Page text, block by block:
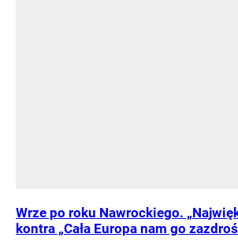
Wrze po roku Nawrockiego.
kontra „Cała Europa nam go